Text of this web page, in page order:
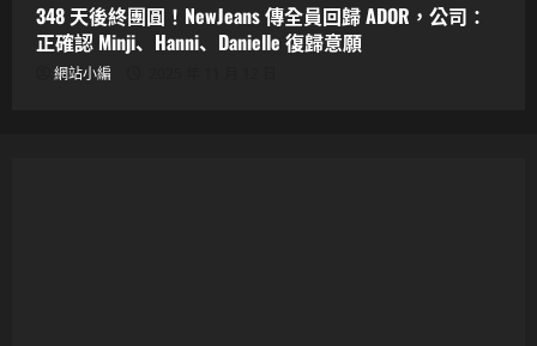
348 天後終團圓！NewJeans 傳全員回歸 ADOR，公司：
正確認 Minji、Hanni、Danielle 復歸意願
網站小編